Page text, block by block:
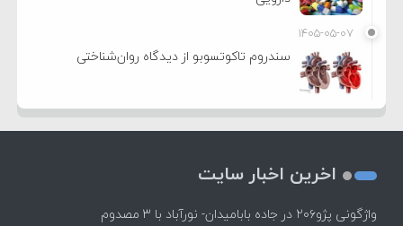
۱۴۰۵-۰۵-۰۷
سندروم تاکوتسوبو از دیدگاه روان‌شناختی
اخرین اخبار سایت
واژگونی پژو۲۰۶ در جاده بابامیدان- نورآباد با ۳ مصدوم